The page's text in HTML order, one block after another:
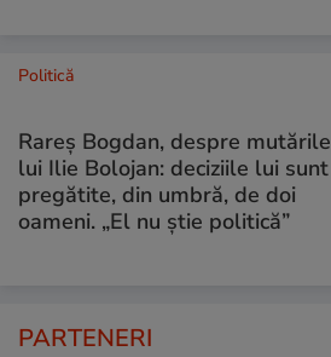
Politică
Rareș Bogdan, despre mutările
lui Ilie Bolojan: deciziile lui sunt
pregătite, din umbră, de doi
oameni. „El nu știe politică”
PARTENERI